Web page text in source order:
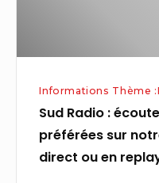
ligne
direct
Informations Thème
Sud Radio :
préférées sur
direct ou en